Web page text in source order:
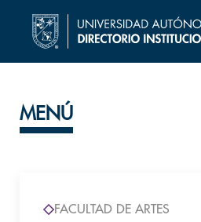
MENÚ
FACULTAD DE ARTES